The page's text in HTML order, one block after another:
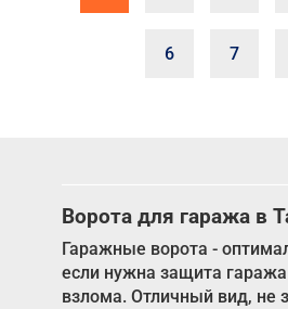
6 7
Ворота для гаража в
Гаражные ворота -
если нужна защита
взлома. Отличный вид, не